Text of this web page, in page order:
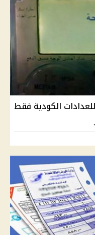
للعدادات الكودية فقط